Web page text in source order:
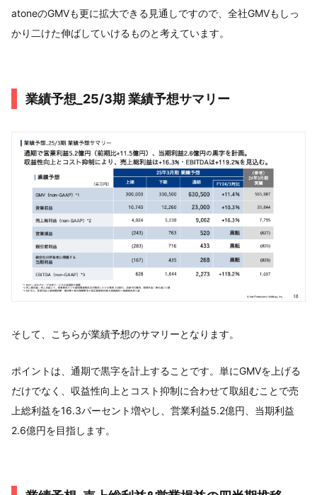
atoneのGMVも更に拡大できる見通しですので、全社GMVもしっ
かり二けた伸ばしていけるものと考えています。
業績予想_25/3期 業績予想サマリー
そして、こちらが業績予想のサマリーとなります。
ポイントは、通期で黒字を計上することです。単にGMVを上げる
だけでなく、収益性向上とコスト抑制に合わせて取組むことで売
上総利益を16.3パーセント増やし、営業利益5.2億円、当期利益
2.6億円を目指します。